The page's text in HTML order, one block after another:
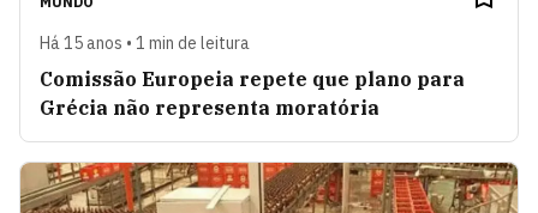
Há 15 anos • 1 min de leitura
Comissão Europeia repete que plano para
Grécia não representa moratória